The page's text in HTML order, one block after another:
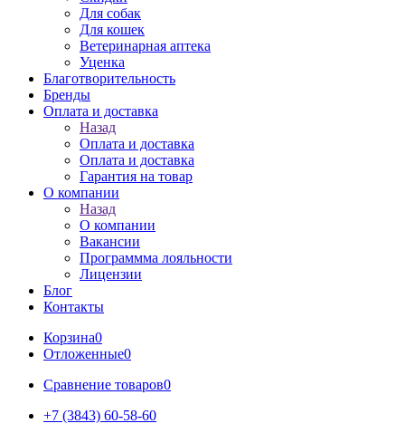
Для собак
Для кошек
Ветеринарная аптека
Уценка
Благотворительность
Бренды
Оплата и доставка
Назад
Оплата и доставка
Оплата и доставка
Гарантия на товар
О компании
Назад
О компании
Вакансии
Программма лояльности
Лицензии
Блог
Контакты
Корзина0
Отложенные0
Сравнение товаров0
+7 (3843) 60-58-60